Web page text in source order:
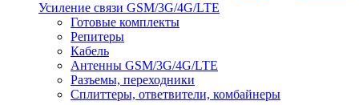
Усиление связи GSM/3G/4G/LTE
Готовые комплекты
Репитеры
Кабель
Антенны GSM/3G/4G/LTE
Разъемы, переходники
Сплиттеры, ответвители, комбайнеры